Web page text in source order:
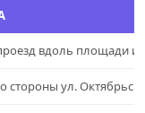
вдоль площади
ул.